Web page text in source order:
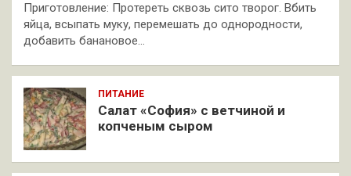
Приготовление: Протереть сквозь сито творог. Вбить
яйца, всыпать муку, перемешать до однородности,
добавить банановое…
ПИТАНИЕ
Салат «София» с ветчиной и
копченым сыром